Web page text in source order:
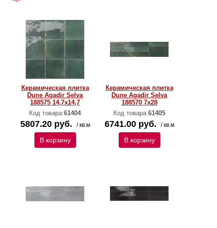
Керамическая плитка
Dune Agadir Selva
188575 14,7х14,7
Код товара:61404
5807.20 руб. / кв.м
В корзину
Керамическая плитка
Dune Agadir Selva
188570 7х28
Код товара:61405
6741.00 руб. / кв.м
В корзину